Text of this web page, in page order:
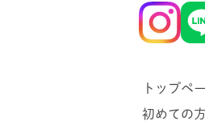
トップペ
初めての